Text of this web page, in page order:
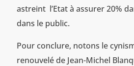
astreint l’Etat à assurer 20%
dans le public.
Pour conclure, notons le
renouvelé de Jean-Michel